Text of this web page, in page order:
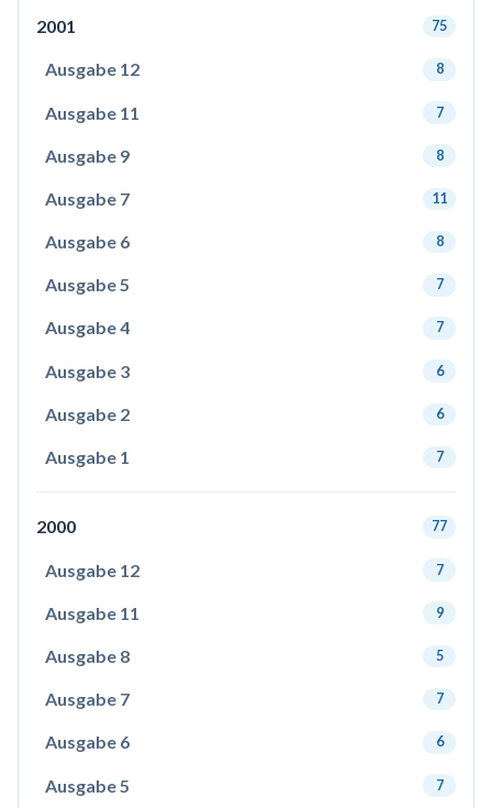
2001 75
Ausgabe 12 8
Ausgabe 11 7
Ausgabe 9 8
Ausgabe 7 11
Ausgabe 6 8
Ausgabe 5 7
Ausgabe 4 7
Ausgabe 3 6
Ausgabe 2 6
Ausgabe 1 7
2000 77
Ausgabe 12 7
Ausgabe 11 9
Ausgabe 8 5
Ausgabe 7 7
Ausgabe 6 6
Ausgabe 5 7